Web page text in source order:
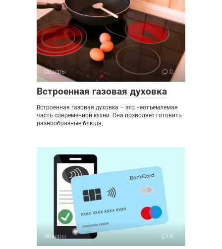
Обзоры 0
Встроенная газовая духовка
Встроенная газовая духовка – это неотъемлемая
часть современной кухни. Она позволяет готовить
разнообразные блюда,
Обзоры 0